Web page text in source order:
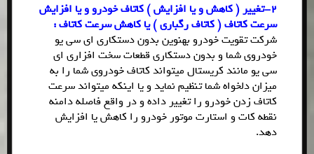
2-تغییر ( کاهش و یا افزایش ) کاتاف خودرو و یا افزایش
سرعت کاتاف ( کاتاف رگباری ) یا کاهش سرعت کاتاف :
شرکت تقویت خودرو بهنوین بدون دستکاری ای سی یو
خودروی شما و بدون دستکاری قطعات سخت افزاری ای
سی یو مانند کریستال میتواند کاتاف خودروی شما را به
میزان دلخواه شما تنظیم نماید و یا اینکه میتواند سرعت
کاتاف زدن خودرو را تغییر داده و در واقع فاصله دامنه
نقطه کات و استارت موتور خودرو را کاهش یا افزایش
دهد.